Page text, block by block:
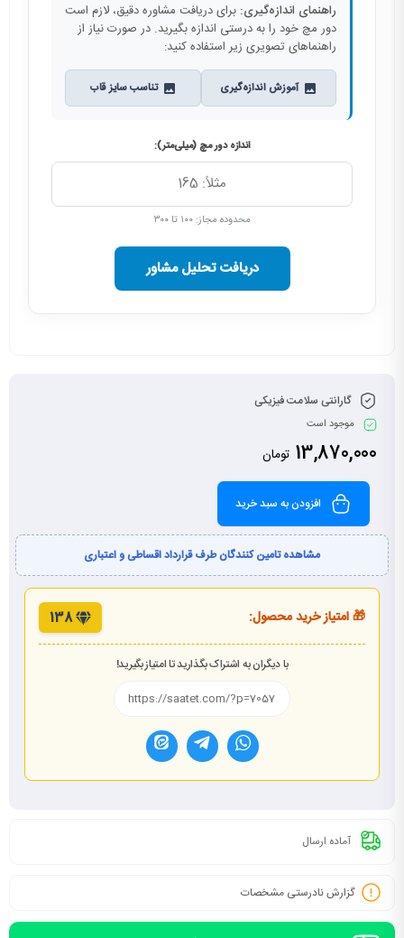
راهنمای اندازه‌گیری: برای دریافت مشاوره دقیق، لازم است
دور مچ خود را به درستی اندازه بگیرید. در صورت نیاز از
راهنماهای تصویری زیر استفاده کنید:
آموزش اندازه‌گیری تناسب سایز قاب
اندازه دور مچ (میلی‌متر):
محدوده مجاز: ۱۰۰ تا ۳۰۰
دریافت تحلیل مشاور
گارانتی سلامت فیزیکی
موجود است
13,870,000 تومان
افزودن به سبد خرید
مشاهده تامین کنندگان طرف قرارداد اقساطی و اعتباری
🎁 امتیاز خرید محصول: 138
با دیگران به اشتراک بگذارید تا امتیاز بگیرید!
آماده ارسال
گزارش نادرستی مشخصات